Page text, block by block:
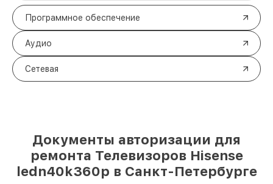
Программное обеспечение
Аудио
Сетевая
Документы авторизации для
ремонта Телевизоров Hisense
ledn40k360p в Санкт-Петербурге